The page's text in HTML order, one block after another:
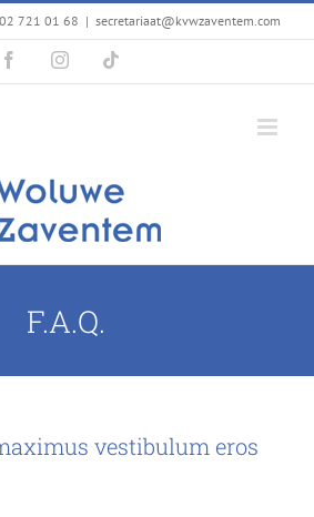
721 01 68 | secretariaat@kvwzaventem.com
FacebookInstagram
F.A.Q.
vestibulum eros